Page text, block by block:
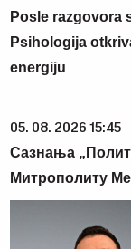
Posle razgovora
Psihologija
energiju
05. 08. 2026 15:45
Сазнања
Митрополиту